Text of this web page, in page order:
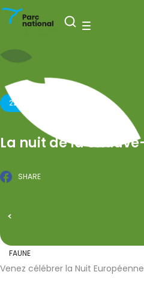
National Park Entre-Sambre-et-
Open search
22 AUGUST 2025
La nuit de la
SHARE
Facebook
All events
FAUNE
Venez célébrer la Nuit